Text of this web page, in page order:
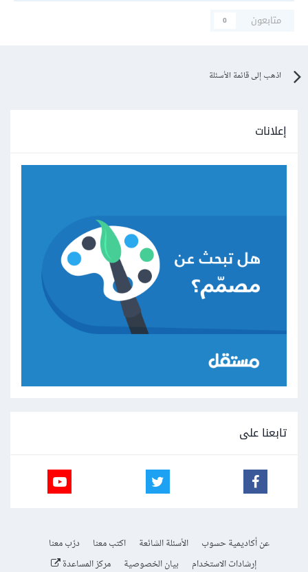
متابعون
0
اذهب إلى قائمة الأسئلة
إعلانات
تابعنا على
عن أكاديمية حسوب الأسئلة الشائعة اكتب معنا
درّب معنا
إرشادات الاستخدام
بيان الخصوصية مركز المساعدة